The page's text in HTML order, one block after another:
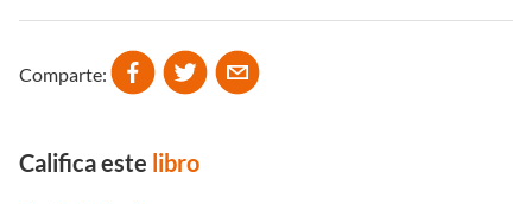
Comparte
Califica este libro